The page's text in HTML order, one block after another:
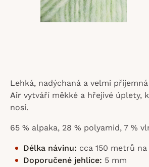
Lehká, nadýchaná a velmi
Air vytváří měkké a hřejivé úplety,
nosí.
65 % alpaka, 28 % polyamid, 7 %
Délka návinu: cca 150 metrů
Doporučené jehlice: 5 mm